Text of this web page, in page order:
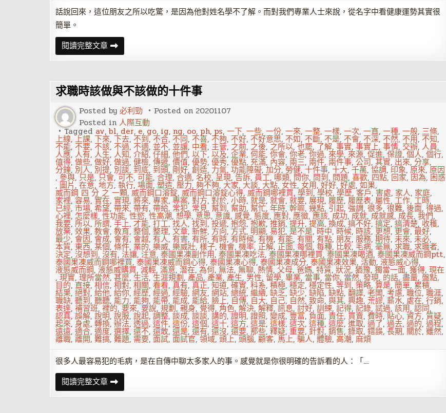
話說回來，這位朋友之所以吃驚，是因為他對姓名學不了解。而對我們專業人士來說，從名字中看健康運勢其實很
簡單。
閱讀完整文章你
的
名
使
你
生
病
嗎？
求職時該做與不該做的十件事
Posted by 必利勁 Posted on 20201107
Posted in 人際互動
Tagged av, bl, der, e, go, ig, ng, oo, ph, ps, 一下, 一些, 一份, 一來, 一整, 一樣, 一次, 一直, 一種, 一般, 三條,
上線,上課, 下來, 下去, 不到,不合, 不同, 不喜,不夠, 不好, 不好意思, 不如, 不斷, 不是, 不會, 不深, 不然, 不用, 不知,
不能, 不要, 不該, 不過, 不適, 並不, 並讓, 中看, 主管, 之前, 之後,之所以, 也罷, 了解, 事實,事實上, 事情, 交辦, 人員,
人應, 人有, 人生, 人知, 介紹, 仔細, 他們, 以下, 以及, 企業, 何能, 你會, 你老,你過,來學,來源,促進,保證, 個人, 個行,
值得, 做些, 做好, 做過, 健檢, 傳遞, 價值, 優勢, 優秀, 優點, 充滿, 內容, 兩三, 兩件, 兩件事, 公司, 其實, 出來,分享,
分鐘, 別人, 別提, 別談, 到底, 到頭, 剛好, 創造, 力氣, 功能障礙,加分,勞健, 十件事,十大, 千萬,協調,印象, 原來, 原因
,參與,只是,只會,可不, 可能, 合理,合適,名校, 呈現,告訴, 員工,哪類, 問你, 問到, 問題, 喜歡, 四點, 回家,因為,困惑
, 圖片, 在意, 地方, 執行, 場面, 塑造, 壓力, 夠不夠, 大家,大談,大點,女性,女用,好好,好處,如果,
威而鋼 四 分 之 一顆,威而鋼口溶錠, 威而鋼口溶錠心得, 威而鋼哪裡買,學到,學校,學歷,客戶,害處, 家人, 家庭,
家裡,容易,實在, 實現,將來,專家,專案,對方,對於,小時,就是,就會,就要, 展現,履歷, 履歷表, 屬性, 工作, 工時,
已經, 市場, 希望, 帶來, 帶有, 帶給, 常犯, 常見, 幫到, 幫助, 幫忙, 年時, 幹嘛, 幾點, 引起, 強調,很多,很難,後面, 得過,
心裡, 怎麼樣, 性功能, 性慾,性高潮, 想學, 意思,意識,感覺,態度, 應對,應徵,應該,成功,成就,成就感,成長,我們,
我要, 所以,所謂,手上,才能,打工,找人,找到,投遞,抱怨,抱歉,推銷,提升,提高,換成,搞不好,搞定,搞清楚,收穫,
放棄, 效果, 教會, 教育, 整個, 整理, 文章, 新鮮, 方向, 方式, 明顯, 易犯, 是不是,時中,時候,時該, 更想, 更會,最好,
最少, 會因, 會成, 會有, 會越, 有人, 有害, 有所, 有時, 有時候,有機,有能, 有關, 有點, 朋友, 服務, 期待, 未來, 未必,
本質, 東西, 某個, 條件, 業的, 樂威, 樂威壯,樣子,機會,機率, 正解, 正面, 每個, 每種, 比較, 毛病, 毫無, 求職, 求職者,
決定, 沒想到,沒有,法讓, 注意,泰國果凍副作用, 泰國果凍吃法,泰國果凍哪裡買,泰國果凍喝酒, 泰國果凍威而鋼ptt,
泰國果凍威而鋼哪裡買,泰國果凍威而鋼心得,泰國果凍心得,泰國果凍成分,泰國果凍效果, 活動,液態威心得,
液態威而鋼,液態威購買,減輕, 滿意,潛在, 為何,無法,無聊,熱情,父母,爸媽,特質, 狀況,猶豫,獨當一面,獲得, 現在
,現實,理所當然,甚麼, 生活, 生涯規劃,產品,產業,產生,男性,留學,畢業,當事,當你,當然,發現,的話, 盡量, 盤點,
目的,直接,相信, 相對, 相關, 看看,真有, 真正, 知道, 確實,科系,積極,穩定,穩定性,等到,策略,算是,簡單, 累積,
結果, 絕對, 給他, 給你, 經歷, 經過, 經驗, 網友, 網站, 總統, 繼續, 缺乏, 缺少, 缺陷,缺點, 翻譯,老闆, 考慮,職位,職涯,
職缺, 聽到, 聽聽, 能力, 能夠, 能帶, 能成, 能給, 臉上, 自傳, 自大, 自己, 自然, 致命, 與其, 興趣, 荒謬, 薪水, 處在, 行銷,
表達, 補習班,裡的,要來,要說,規劃,親身,覺得,角色,解決,解釋,訊息,討好,訓練,記得,記錄,試過,該用,認同,
認真, 誤解,說明, 說服,說起,調整,談成,談談,講的,證明,證照,變成,豐富,負面, 責任, 買賣, 費時,貼心,資方, 質疑,
起來, 身處, 轉換, 辦法, 透過, 這件, 這份, 這個, 這十, 這方, 這是, 這樣, 這次, 這種, 這麼, 進取, 過了, 過去, 過的, 過程,
遠遠, 適合, 適度, 選擇, 還不, 還敢, 還是, 還有, 還沒, 還要, 那些, 釋疑, 重要, 針對, 銷售, 錄取, 錯誤, 長期, 關於, 雖然,
離職, 離開, 難搞, 難題, 需要, 面試, 面試官,領域,頭上,頭腦, 顧客,馬上, 騙人,體驗,高潮,麻煩
很多人最容易犯的毛病，是在自傳中聊太多家人的事。感覺就是你很明確的告訴看的人：「…
閱讀完整文章求
職
時